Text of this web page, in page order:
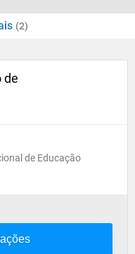
(2)
de
de Educação